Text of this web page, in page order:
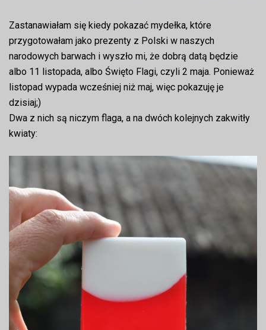
Zastanawiałam się kiedy pokazać mydełka, które
przygotowałam jako prezenty z Polski w naszych
narodowych barwach i wyszło mi, że dobrą datą będzie
albo 11 listopada, albo Święto Flagi, czyli 2 maja. Ponieważ
listopad wypada wcześniej niż maj, więc pokazuję je
dzisiaj;)
Dwa z nich są niczym flaga, a na dwóch kolejnych zakwitły
kwiaty: